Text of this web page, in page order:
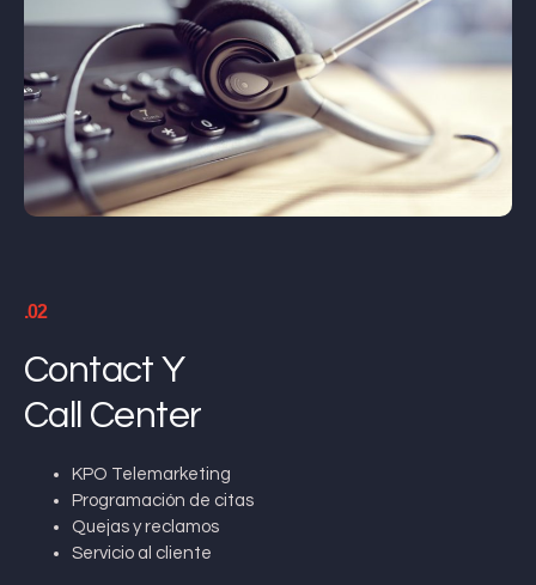
.02
Contact Y
Call Center
KPO Telemarketing
Programación de citas
Quejas y reclamos
Servicio al cliente